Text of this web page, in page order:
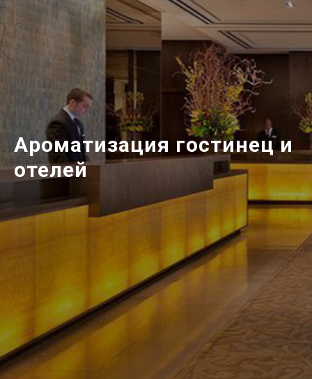
Ароматизация гостинец и
отелей